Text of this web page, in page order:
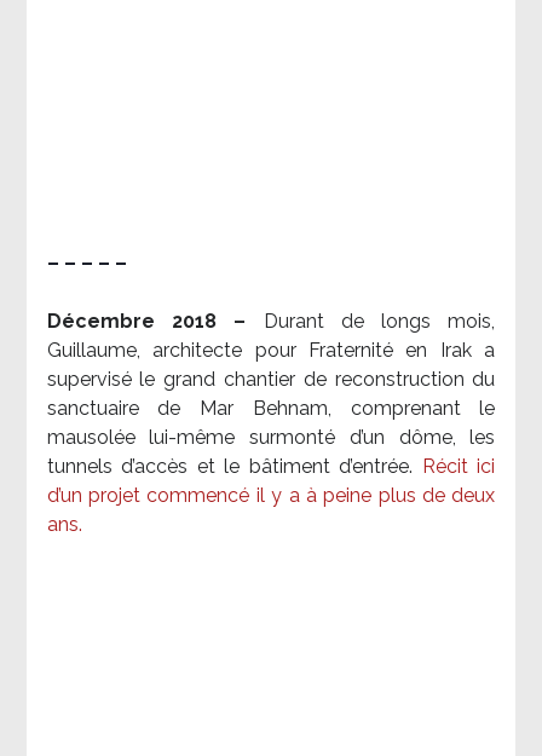
– – – – –
Décembre 2018 –
Durant de longs mois,
Guillaume, architecte pour Fraternité en Irak a
supervisé le grand chantier de reconstruction du
sanctuaire de Mar Behnam, comprenant le
mausolée lui-même surmonté d’un dôme, les
tunnels d’accès et le bâtiment d’entrée.
Récit ici
d’un projet commencé il y a à peine plus de deux
ans.